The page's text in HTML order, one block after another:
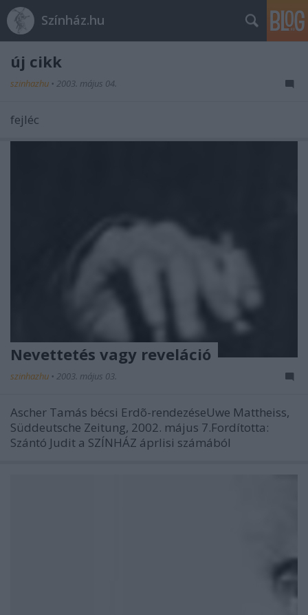
Színház.hu
új cikk
szinhazhu • 2003. május 04.
fejléc
Nevettetés vagy reveláció
szinhazhu • 2003. május 03.
Ascher Tamás bécsi Erdõ-rendezéseUwe Mattheiss,
Süddeutsche Zeitung, 2002. május 7.Fordította:
Szántó Judit a SZÍNHÁZ áprlisi számából